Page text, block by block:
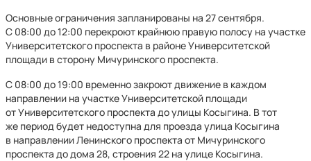
Основные ограничения запланированы на 27 сентября.
С 08:00 до 12:00 перекроют крайнюю правую полосу на участке
Университетского проспекта в районе Университетской
площади в сторону Мичуринского проспекта.
С 08:00 до 19:00 временно закроют движение в каждом
направлении на участке Университетской площади
от Университетского проспекта до улицы Косыгина. В тот
же период будет недоступна для проезда улица Косыгина
в направлении Ленинского проспекта от Мичуринского
проспекта до дома 28, строения 22 на улице Косыгина.